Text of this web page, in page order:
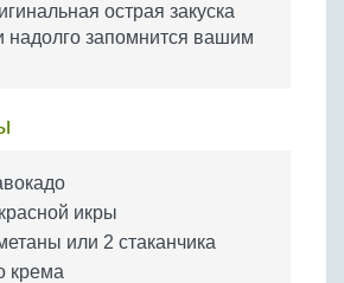
острая закуска
надолго запомнится вашим
икры
или 2 стаканчика
крема